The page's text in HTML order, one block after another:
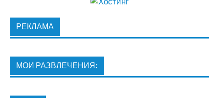
РЕКЛАМА
МОИ РАЗВЛЕЧЕНИЯ: